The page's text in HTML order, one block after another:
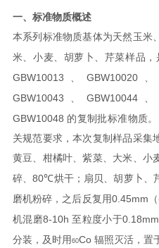
一、标准物质概述
本系列标准物质基体为天然玉米
米、小麦、胡萝卜、芹菜样品，
GBW10013 、GBW10020
GBW10043 、GBW10044
GBW10048 的复制批标准物质
关规范要求，本次复制样品采集
黄豆、柑橘叶、紫菜、大米、小
碎、80℃烘干；扇贝、胡萝卜、
磨机粉碎，之后反复用0.45mm （
机混磨8-10h至粒度小于0.18mm
分装，及时用 60Co 辐照灭活，置